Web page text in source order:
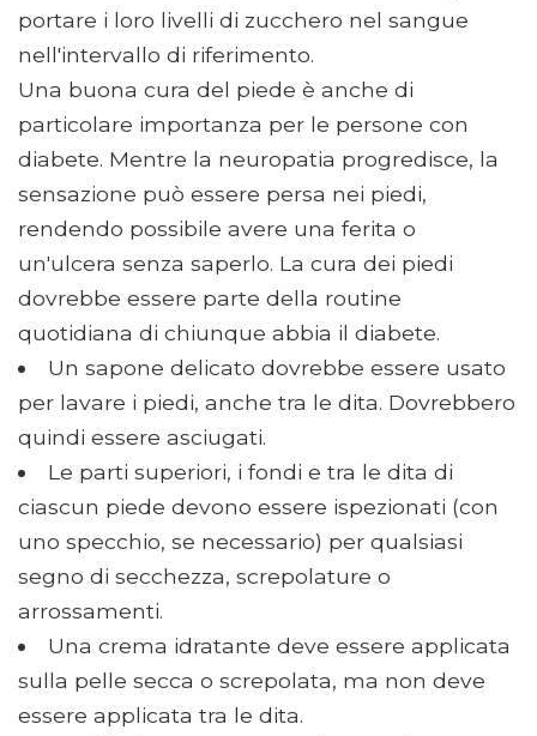
portare i loro livelli di zucchero nel sangue
nell'intervallo di riferimento.
Una buona cura del piede è anche di
particolare importanza per le persone con
diabete. Mentre la neuropatia progredisce, la
sensazione può essere persa nei piedi,
rendendo possibile avere una ferita o
un'ulcera senza saperlo. La cura dei piedi
dovrebbe essere parte della routine
quotidiana di chiunque abbia il diabete.
Un sapone delicato dovrebbe essere usato
per lavare i piedi, anche tra le dita. Dovrebbero
quindi essere asciugati.
Le parti superiori, i fondi e tra le dita di
ciascun piede devono essere ispezionati (con
uno specchio, se necessario) per qualsiasi
segno di secchezza, screpolature o
arrossamenti.
Una crema idratante deve essere applicata
sulla pelle secca o screpolata, ma non deve
essere applicata tra le dita.